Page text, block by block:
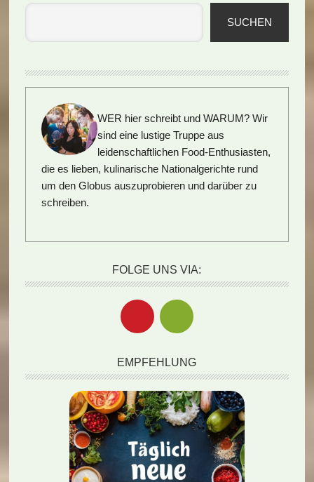
SUCHEN
WER hier schreibt und WARUM? Wir
sind eine lustige Truppe aus
leidenschaftlichen Food-Enthusiasten,
die es lieben, kulinarische Nationalgerichte rund
um den Globus auszuprobieren und darüber zu
schreiben.
FOLGE UNS VIA:
EMPFEHLUNG